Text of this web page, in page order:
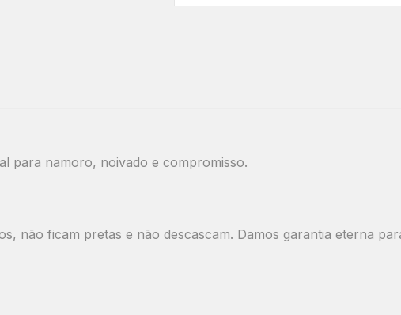
para namoro, noivado e compromisso.
não ficam pretas e não descascam. Damos garantia eterna